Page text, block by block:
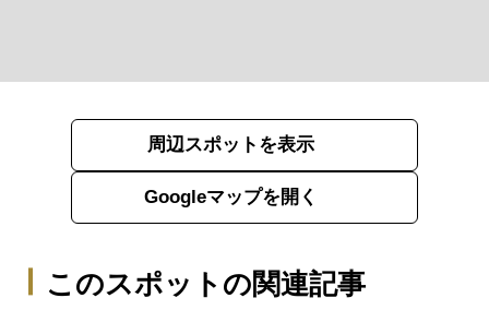
このスポットの関連記事
周辺スポットを表示
Googleマップを開く